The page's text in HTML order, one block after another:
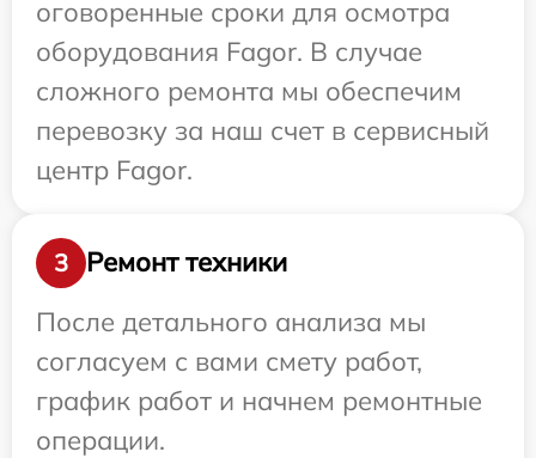
оговоренные сроки для осмотра
оборудования Fagor. В случае
сложного ремонта мы обеспечим
перевозку за наш счет в сервисный
центр Fagor.
3
Ремонт техники
После детального анализа мы
согласуем с вами смету работ,
график работ и начнем ремонтные
операции.